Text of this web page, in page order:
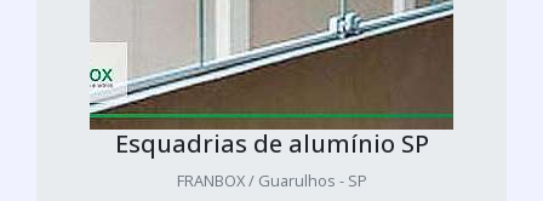
Esquadrias de alumínio SP
FRANBOX / Guarulhos - SP